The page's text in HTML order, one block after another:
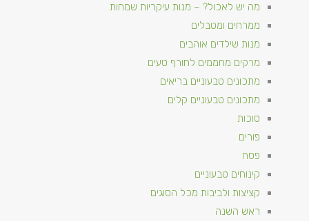
מה יש לאכול? – מנות עיקריות שמחות
ממרחים ומטבלים
מנות שילדים אוהבים
מרקים מחממים לחורף טעים
מתכונים טבעוניים​ בריאים
מתכונים טבעוניים קלים
סוכות
פורים
פסח
קינוחים טבעוניים
קציצות ולביבות מכל הסוגים
ראש השנה